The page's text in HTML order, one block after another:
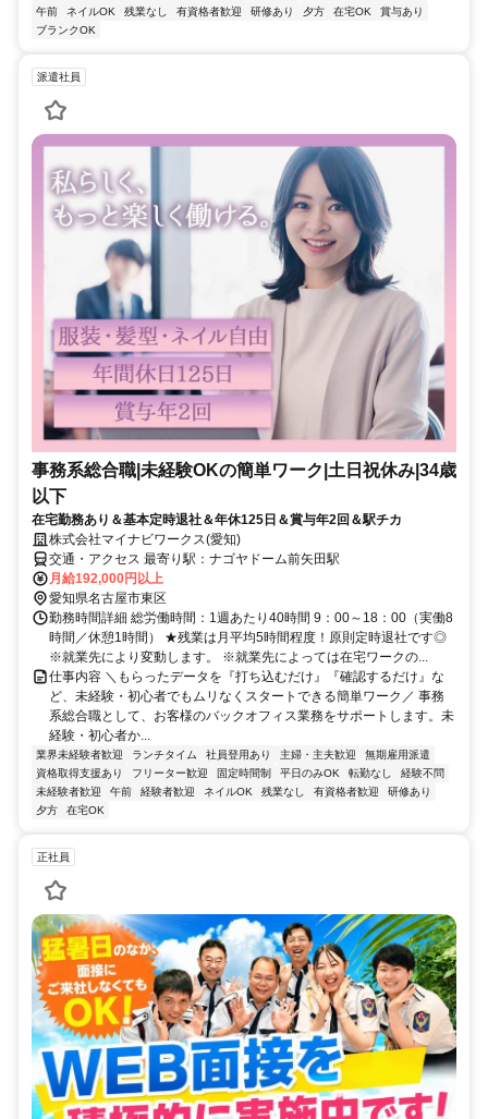
午前
ネイルOK 残業なし 有資格者歓迎 研修あり 夕方 在宅OK
賞与あり
ブランクOK
派遣社員
事務系総合職|未経験OKの簡単ワーク|土日祝休み|34歳
以下
在宅勤務あり＆基本定時退社＆年休125日＆賞与年2回＆駅チカ
株式会社マイナビワークス(愛知)
交通・アクセス 最寄り駅：ナゴヤドーム前矢田駅
月給192,000円以上
愛知県名古屋市東区
勤務時間詳細 総労働時間：1週あたり40時間 9：00～18：00（実働8
時間／休憩1時間） ★残業は月平均5時間程度！原則定時退社です◎
※就業先により変動します。 ※就業先によっては在宅ワークの...
仕事内容 ＼もらったデータを『打ち込むだけ』『確認するだけ』な
ど、未経験・初心者でもムリなくスタートできる簡単ワーク／ 事務
系総合職として、お客様のバックオフィス業務をサポートします。未
経験・初心者か...
業界未経験者歓迎 ランチタイム 社員登用あり 主婦・主夫歓迎
無期雇用派遣
資格取得支援あり
フリーター歓迎 固定時間制 平日のみOK 転勤なし
経験不問
未経験者歓迎
午前 経験者歓迎 ネイルOK 残業なし 有資格者歓迎
研修あり
夕方
在宅OK
正社員